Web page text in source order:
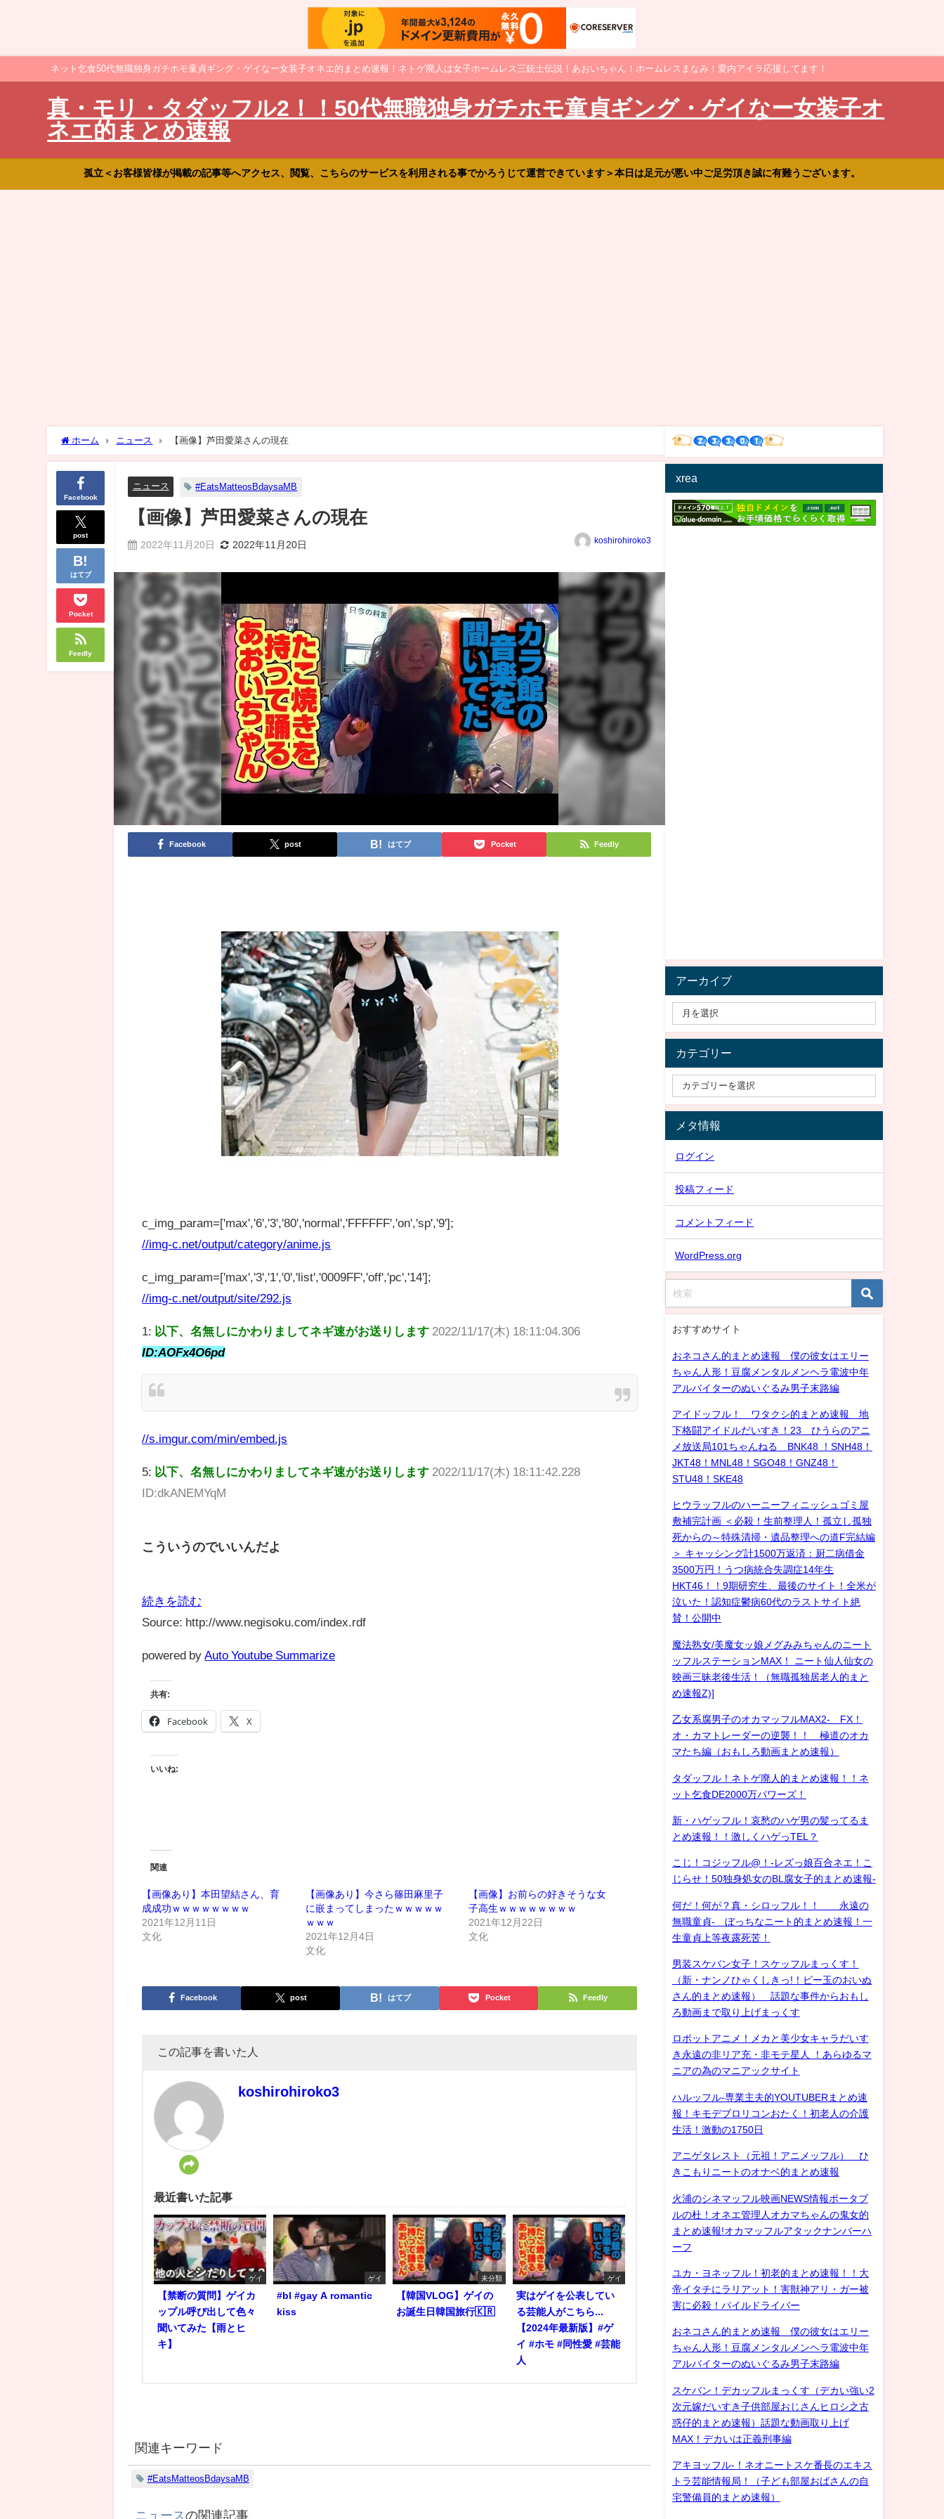
ネット乞食50代無職独身ガチホモ童貞ギング・ゲイなー女装子オネエ的まとめ速報！ネトゲ廃人は女子ホームレス三銃士伝説！あおいちゃん！ホームレスまなみ！愛内アイラ応援してます！
真・モリ・タダッフル2！！50代無職独身ガチホモ童貞ギング・ゲイなー女装子オ
ネエ的まとめ速報
孤立＜お客様皆様が掲載の記事等へアクセス、閲覧、こちらのサービスを利用される事でかろうじて運営できています＞本日は足元が悪い中ご足労頂き誠に有難うございます。
ホーム ニュース 【画像】芦田愛菜さんの現在
Facebook
post
はてブ
Pocket
Feedly
ニュース #EatsMatteosBdaysaMB
【画像】芦田愛菜さんの現在
2022年11月20日 2022年11月20日 koshirohiroko3
Facebook post はてブ Pocket Feedly
c_img_param=['max','6','3','80','normal','FFFFFF','on','sp','9'];
//img-c.net/output/category/anime.js
c_img_param=['max','3','1','0','list','0009FF','off','pc','14'];
//img-c.net/output/site/292.js
1: 以下、名無しにかわりましてネギ速がお送りします 2022/11/17(木) 18:11:04.306
ID:AOFx4O6pd
//s.imgur.com/min/embed.js
5: 以下、名無しにかわりましてネギ速がお送りします 2022/11/17(木) 18:11:42.228
ID:dkANEMYqM
こういうのでいいんだよ
続きを読む
Source: http://www.negisoku.com/index.rdf
powered by Auto Youtube Summarize
共有:
Facebook X
いいね:
関連
【画像あり】本田望結さん、育
成成功ｗｗｗｗｗｗｗｗ
2021年12月11日
文化
【画像あり】今さら篠田麻里子
に嵌まってしまったｗｗｗｗｗ
ｗｗｗ
2021年12月4日
文化
【画像】お前らの好きそうな女
子高生ｗｗｗｗｗｗｗｗ
2021年12月22日
文化
Facebook post はてブ Pocket Feedly
この記事を書いた人
koshirohiroko3
最近書いた記事
ゲイ
【禁断の質問】ゲイカ
ップル呼び出して色々
聞いてみた【雨とヒ
キ】
ゲイ
#bl #gay A romantic
kiss
未分類
【韓国VLOG】ゲイの
お誕生日韓国旅行🇰🇷
ゲイ
実はゲイを公表してい
る芸能人がこちら...
【2024年最新版】#ゲ
イ #ホモ #同性愛 #芸能
人
関連キーワード
#EatsMatteosBdaysaMB
ニュースの関連記事
xrea
アーカイブ
カテゴリー
メタ情報
ログイン
投稿フィード
コメントフィード
WordPress.org
おすすめサイト
おネコさん的まとめ速報 僕の彼女はエリー
ちゃん人形！豆腐メンタルメンヘラ電波中年
アルバイターのぬいぐるみ男子末路編
アイドッフル！ ワタクシ的まとめ速報 地
下格闘アイドルだいすき！23 ひうらのアニ
メ放送局101ちゃんねる BNK48 ！SNH48！
JKT48！MNL48！SGO48！GNZ48！
STU48！SKE48
ヒウラッフルのハーニーフィニッシュゴミ屋
敷補完計画 ＜必殺！生前整理人！孤立し孤独
死からの～特殊清掃・遺品整理への道F完結編
＞ キャッシング計1500万返済：厨二病借金
3500万円！うつ病統合失調症14年生
HKT46！！9期研究生、最後のサイト！全米が
泣いた！認知症鬱病60代のラストサイト絶
賛！公開中
魔法熟女/美魔女ッ娘メグみみちゃんのニート
ッフルステーションMAX！ ニート仙人仙女の
映画三昧老後生活！（無職孤独居老人的まと
め速報Z)]
乙女系腐男子のオカマッフルMAX2- FX！
オ・カマトレーダーの逆襲！！ 極道のオカ
マたち編（おもしろ動画まとめ速報）
タダッフル！ネトゲ廃人的まとめ速報！！ネ
ット乞食DE2000万パワーズ！
新・ハゲッフル！哀愁のハゲ男の髪ってるま
とめ速報！！激しくハゲっTEL？
こじ！コジッフル@！-レズっ娘百合ネエ！こ
じらせ！50独身処女のBL腐女子的まとめ速報-
何だ！何が？真・シロッフル！！ 永遠の
無職童貞- ぼっちなニート的まとめ速報！一
生童貞上等夜露死苦！
男装スケバン女子！スケッフルまっくす！
（新・ナンノひゃくしきっ!！ビー玉のおいぬ
さん的まとめ速報） 話題な事件からおもし
ろ動画まで取り上げまっくす
ロボットアニメ！メカと美少女キャラだいす
き永遠の非リア充・非モテ星人 ！あらゆるマ
ニアの為のマニアックサイト
ハルッフル-専業主夫的YOUTUBERまとめ速
報！キモデブロリコンおたく！初老人の介護
生活！激動の1750日
アニゲタレスト（元祖！アニメッフル） ひ
きこもりニートのオナベ的まとめ速報
火浦のシネマッフル映画NEWS情報ポータブ
ルの杜！オネエ管理人オカマちゃんの鬼女的
まとめ速報!オカマッフルアタックナンバーハ
ーフ
ユカ・ヨネッフル！初老的まとめ速報！！大
帝イタチにラリアット！害獣神アリ・ガー被
害に必殺！パイルドライバー
おネコさん的まとめ速報 僕の彼女はエリー
ちゃん人形！豆腐メンタルメンヘラ電波中年
アルバイターのぬいぐるみ男子末路編
スケバン！デカッフルまっくす（デカい強い2
次元嫁だいすき子供部屋おじさんヒロシ之古
惑仔的まとめ速報）話題な動画取り上げ
MAX！デカいは正義刑事編
アキヨッフル-！ネオニートスケ番長のエキス
トラ芸能情報局！（子ども部屋おばさんの自
宅警備員的まとめ速報）